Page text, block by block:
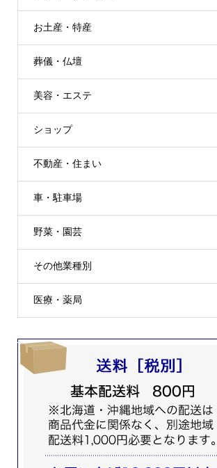
お土産・特産
葬儀・仏壇
美容・エステ
ショップ
不動産・住まい
車・駐車場
野菜・園芸
その他業種別
医療・薬局